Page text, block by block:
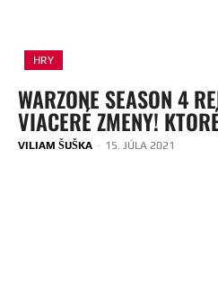
HRY
WARZONE SEASON 4
VIACERÉ ZMENY!
VILIAM ŠUŠKA - 15. JÚLA 2021